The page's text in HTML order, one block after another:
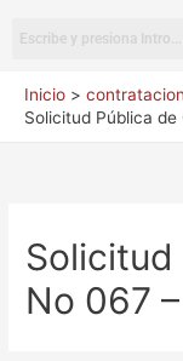
Inicio
contratacion
Solicitud Pública
Solicitud
No 067